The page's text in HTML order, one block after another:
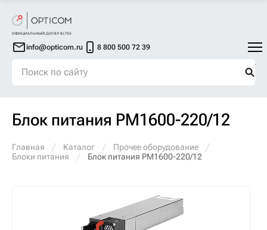
info@opticom.ru 8 800 500 72 39
Блок питания PM1600-220/12
Главная Каталог
Прочее оборудование
Блоки питания
Блок питания PM1600-220/12